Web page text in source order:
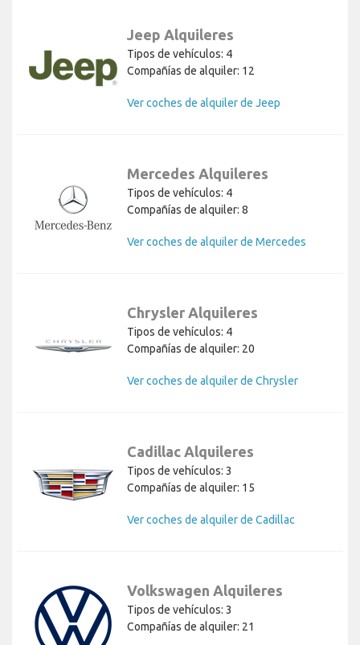
Jeep Alquileres
Tipos de vehículos: 4
Compañías de alquiler: 12
Ver coches de alquiler de Jeep
Mercedes Alquileres
Tipos de vehículos: 4
Compañías de alquiler: 8
Ver coches de alquiler de Mercedes
Chrysler Alquileres
Tipos de vehículos: 4
Compañías de alquiler: 20
Ver coches de alquiler de Chrysler
Cadillac Alquileres
Tipos de vehículos: 3
Compañías de alquiler: 15
Ver coches de alquiler de Cadillac
Volkswagen Alquileres
Tipos de vehículos: 3
Compañías de alquiler: 21